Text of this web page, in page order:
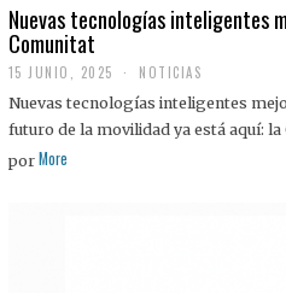
Nuevas tecnologías inteligentes
Comunitat
15 JUNIO, 2025 NOTICIAS
Nuevas tecnologías inteligentes
futuro de la movilidad ya está aquí:
por More